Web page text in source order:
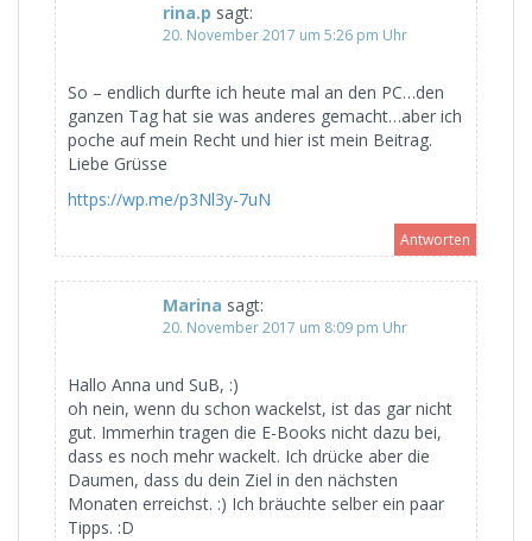
rina.p sagt:
20. November 2017 um 5:26 pm Uhr
So – endlich durfte ich heute mal an den PC…den
ganzen Tag hat sie was anderes gemacht…aber ich
poche auf mein Recht und hier ist mein Beitrag.
Liebe Grüsse
https://wp.me/p3Nl3y-7uN
Antworten
Marina sagt:
20. November 2017 um 8:09 pm Uhr
Hallo Anna und SuB, :)
oh nein, wenn du schon wackelst, ist das gar nicht
gut. Immerhin tragen die E-Books nicht dazu bei,
dass es noch mehr wackelt. Ich drücke aber die
Daumen, dass du dein Ziel in den nächsten
Monaten erreichst. :) Ich bräuchte selber ein paar
Tipps. :D